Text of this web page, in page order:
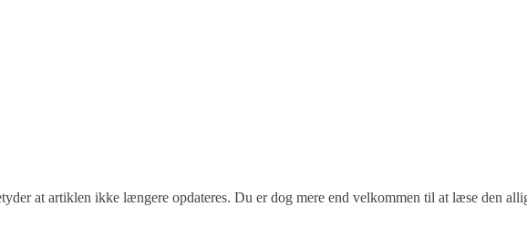
at artiklen ikke længere opdateres. Du er dog mere end velkommen til at læse den